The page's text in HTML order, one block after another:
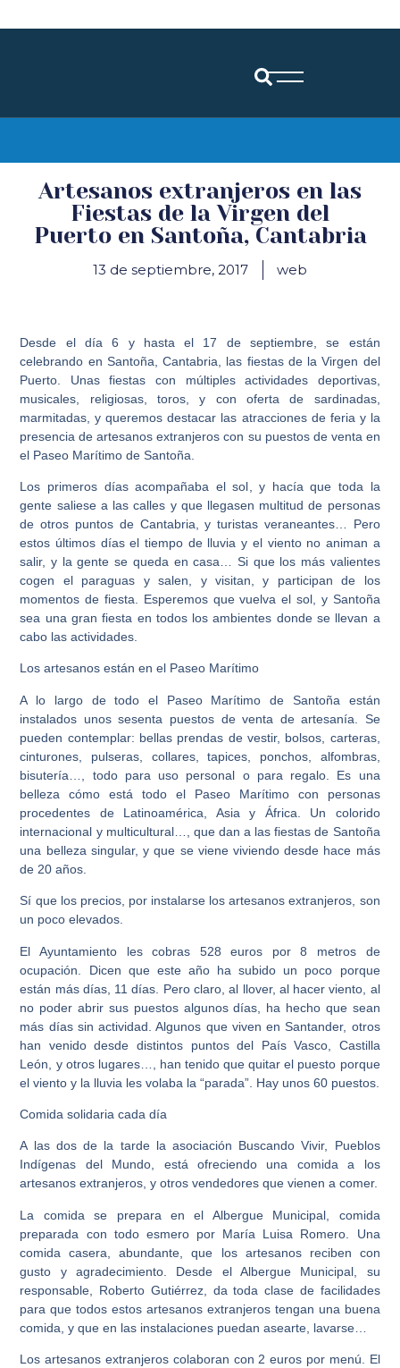
Artesanos extranjeros en las
Fiestas de la Virgen del
Puerto en Santoña, Cantabria
13 de septiembre, 2017 web
Desde el día 6 y hasta el 17 de septiembre, se están
celebrando en Santoña, Cantabria, las fiestas de la Virgen del
Puerto. Unas fiestas con múltiples actividades deportivas,
musicales, religiosas, toros, y con oferta de sardinadas,
marmitadas, y queremos destacar las atracciones de feria y la
presencia de artesanos extranjeros con su puestos de venta en
el Paseo Marítimo de Santoña.
Los primeros días acompañaba el sol, y hacía que toda la
gente saliese a las calles y que llegasen multitud de personas
de otros puntos de Cantabria, y turistas veraneantes… Pero
estos últimos días el tiempo de lluvia y el viento no animan a
salir, y la gente se queda en casa… Si que los más valientes
cogen el paraguas y salen, y visitan, y participan de los
momentos de fiesta. Esperemos que vuelva el sol, y Santoña
sea una gran fiesta en todos los ambientes donde se llevan a
cabo las actividades.
Los artesanos están en el Paseo Marítimo
A lo largo de todo el Paseo Marítimo de Santoña están
instalados unos sesenta puestos de venta de artesanía. Se
pueden contemplar: bellas prendas de vestir, bolsos, carteras,
cinturones, pulseras, collares, tapices, ponchos, alfombras,
bisutería…, todo para uso personal o para regalo. Es una
belleza cómo está todo el Paseo Marítimo con personas
procedentes de Latinoamérica, Asia y África. Un colorido
internacional y multicultural…, que dan a las fiestas de Santoña
una belleza singular, y que se viene viviendo desde hace más
de 20 años.
Sí que los precios, por instalarse los artesanos extranjeros, son
un poco elevados.
El Ayuntamiento les cobras 528 euros por 8 metros de
ocupación. Dicen que este año ha subido un poco porque
están más días, 11 días. Pero claro, al llover, al hacer viento, al
no poder abrir sus puestos algunos días, ha hecho que sean
más días sin actividad. Algunos que viven en Santander, otros
han venido desde distintos puntos del País Vasco, Castilla
León, y otros lugares…, han tenido que quitar el puesto porque
el viento y la lluvia les volaba la “parada”. Hay unos 60 puestos.
Comida solidaria cada día
A las dos de la tarde la asociación Buscando Vivir, Pueblos
Indígenas del Mundo, está ofreciendo una comida a los
artesanos extranjeros, y otros vendedores que vienen a comer.
La comida se prepara en el Albergue Municipal, comida
preparada con todo esmero por María Luisa Romero. Una
comida casera, abundante, que los artesanos reciben con
gusto y agradecimiento. Desde el Albergue Municipal, su
responsable, Roberto Gutiérrez, da toda clase de facilidades
para que todos estos artesanos extranjeros tengan una buena
comida, y que en las instalaciones puedan asearte, lavarse…
Los artesanos extranjeros colaboran con 2 euros por menú. El